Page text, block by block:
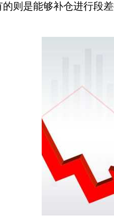
则是能够补仓进行段